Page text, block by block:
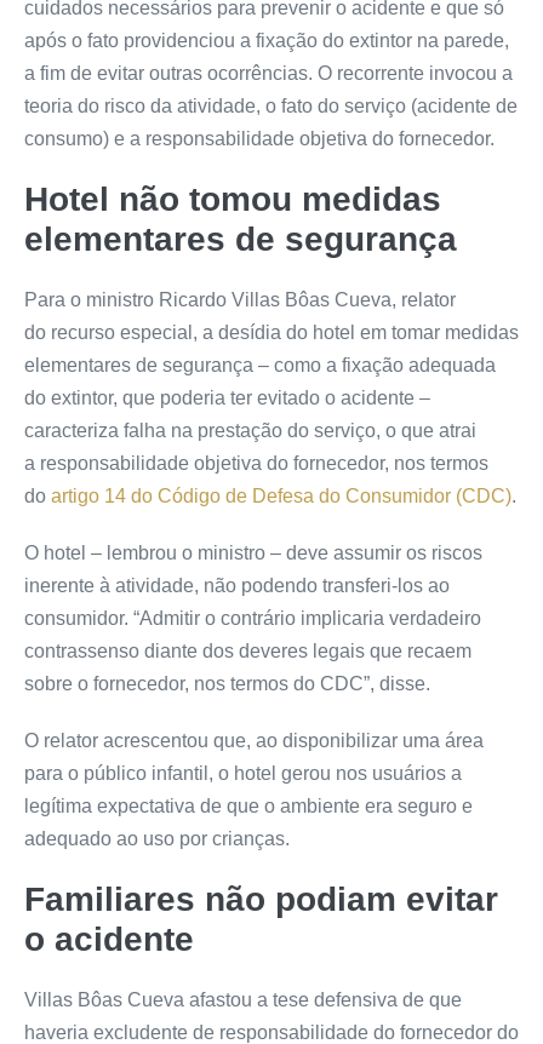
cuidados necessários para prevenir o acidente e que só
após o fato providenciou a fixação do extintor na parede,
a fim de evitar outras ocorrências. O recorrente invocou a
teoria do risco da atividade, o fato do serviço (acidente de
consumo) e a responsabilidade objetiva do fornecedor.
Hotel não tomou medidas
elementares de segurança
Para o ministro Ricardo Villas Bôas Cueva, relator
do recurso especial , a desídia do hotel em tomar medidas
elementares de segurança – como a fixação adequada
do extintor, que poderia ter evitado o acidente –
caracteriza falha na prestação do serviço, o que atrai
a responsabilidade objetiva do fornecedor, nos termos
do artigo 14 do Código de Defesa do Consumidor (CDC).
O hotel – lembrou o ministro – deve assumir os riscos
inerente à atividade, não podendo transferi-los ao
consumidor. “Admitir o contrário implicaria verdadeiro
contrassenso diante dos deveres legais que recaem
sobre o fornecedor, nos termos do CDC”, disse.
O relator acrescentou que, ao disponibilizar uma área
para o público infantil, o hotel gerou nos usuários a
legítima expectativa de que o ambiente era seguro e
adequado ao uso por crianças.
Familiares não podiam evitar
o acidente
Villas Bôas Cueva afastou a tese defensiva de que
haveria excludente de responsabilidade do fornecedor do